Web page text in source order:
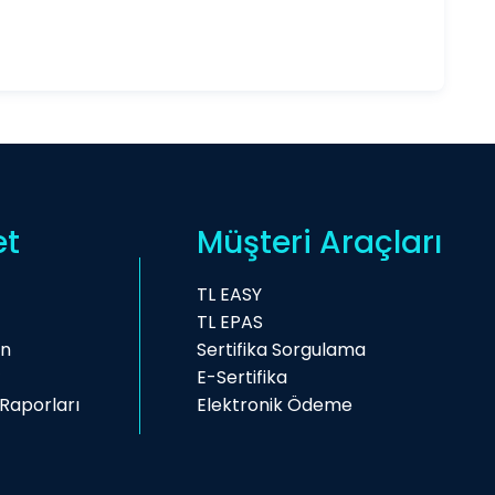
Müşteri Araçları
TL EASY
TL EPAS
Sertifika Sorgulama
E-Sertifika
Elektronik Ödeme